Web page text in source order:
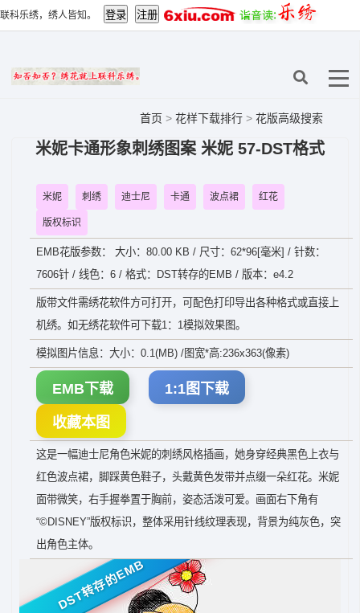
联科乐绣，绣人皆知。
首页 > 花样下载排行 > 花版高级搜索
米妮卡通形象刺绣图案 米妮 57-DST格式
米妮 刺绣 迪士尼 卡通 波点裙 红花
版权标识
EMB花版参数： 大小：80.00 KB / 尺寸：62*96[毫米] / 针数：
7606针 / 线色：6 / 格式：DST转存的EMB / 版本：e4.2
版带文件需绣花软件方可打开，可配色打印导出各种格式或直接上
机绣。如无绣花软件可下载1：1模拟效果图。
模拟图片信息：大小：0.1(MB) /图宽*高:236x363(像素)
EMB下载 1:1图下载
收藏本图
这是一幅迪士尼角色米妮的刺绣风格插画，她身穿经典黑色上衣与
红色波点裙，脚踩黄色鞋子，头戴黄色发带并点缀一朵红花。米妮
面带微笑，右手握拳置于胸前，姿态活泼可爱。画面右下角有
“©DISNEY”版权标识，整体采用针线纹理表现，背景为纯灰色，突
出角色主体。
DST转存的EMB